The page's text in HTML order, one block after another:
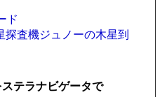
ド
探査機ジュノーの木星到
テラナビゲータで